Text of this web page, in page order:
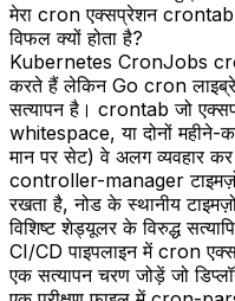
मेरा cron एक्सप्रेशन
विफल क्यों होता है?
Kubernetes CronJobs
करते हैं लेकिन Go cron
सत्यापन है। crontab जो
whitespace, या दोनों महीने-
मान पर सेट) वे अलग व्यवहार
controller-manager
रखता है, नोड के स्थानीय
विशिष्ट शेड्यूलर के विरुद्ध
CI/CD पाइपलाइन में cron
एक सत्यापन चरण जोड़ें जो